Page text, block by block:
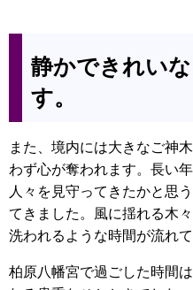
静かできれい
す。
また、境内には大きなご神
わず心が奪われます。長い
人々を見守ってきたかと思
てきました。風に揺れる木
洗われるような時間が流れて
柏原八幡宮で過ごした時間